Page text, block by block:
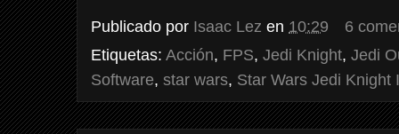
Publicado por Isaac Lez en 10:29
6
Etiquetas: Acción, FPS, Jedi Knight, Jedi
Software, star wars, Star Wars Jedi Knight